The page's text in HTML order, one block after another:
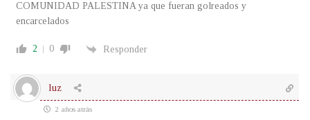
COMUNIDAD PALESTINA ya que fueran golreados y
encarcelados
2 0 Responder
luz
2 años atrás